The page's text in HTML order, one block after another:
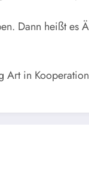
Dann heißt es
Art in